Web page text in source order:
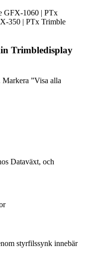
GFX-1060 | PTx
350 | PTx Trimble
Trimbledisplay
”Visa alla
Dataväxt, och
styrfilssynk innebär